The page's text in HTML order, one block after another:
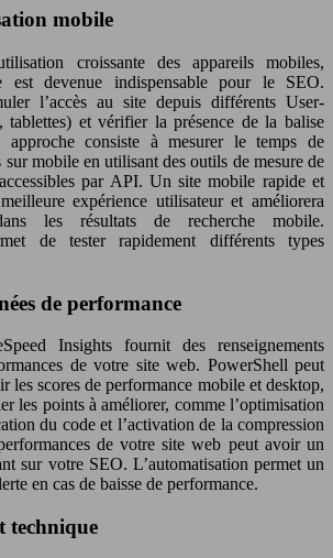
mobile
croissante des appareils mobiles,
est devenue indispensable pour le SEO.
l’accès au site depuis différents User-
tablettes) et vérifier la présence de la balise
consiste à mesurer le temps de
sur mobile en utilisant des outils de mesure de
par API. Un site mobile rapide et
expérience utilisateur et améliorera
les résultats de recherche mobile.
de tester rapidement différents types
de performance
Insights fournit des renseignements
de votre site web. PowerShell peut
les scores de performance mobile et desktop,
les points à améliorer, comme l’optimisation
du code et l’activation de la compression
de votre site web peut avoir un
sur votre SEO. L’automatisation permet un
en cas de baisse de performance.
technique